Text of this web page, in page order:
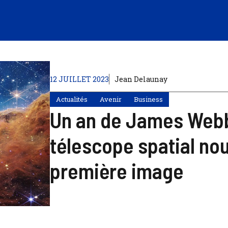
12 JUILLET 2023 Jean Delaunay
Actualités Avenir Business
Un an de James
télescope spatial
première image